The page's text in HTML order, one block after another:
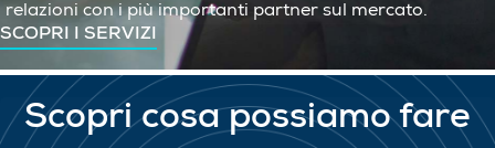
relazioni con i più importanti partner sul mercato.
SCOPRI I SERVIZI
Scopri cosa possiamo fare